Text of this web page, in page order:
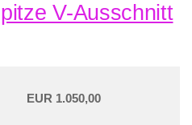
V-Ausschnitt
EUR 1.050,00